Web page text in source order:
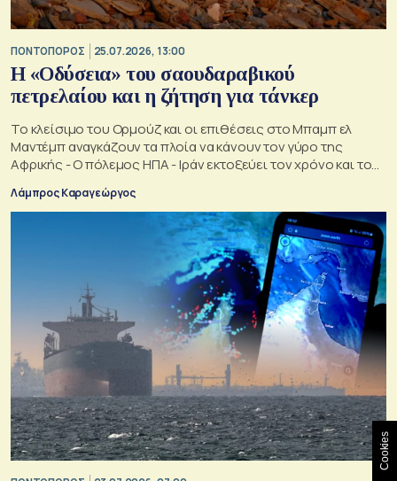
ΠΟΝΤΟΠΟΡΟΣ 25.07.2026, 13:00
Η «Οδύσεια» του σαουδαραβικού
πετρελαίου και η ζήτηση για τάνκερ
Το κλείσιμο του Ορμούζ και οι επιθέσεις στο Μπαμπ ελ
Μαντέμπ αναγκάζουν τα πλοία να κάνουν τον γύρο της
Αφρικής - Ο πόλεμος ΗΠΑ - Ιράν εκτοξεύει τον χρόνο και το
Λάμπρος Καραγεώργος
Cookies